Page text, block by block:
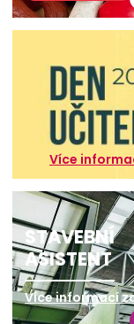
Více
STAVEBNÍ
ASISTENT
Více informací